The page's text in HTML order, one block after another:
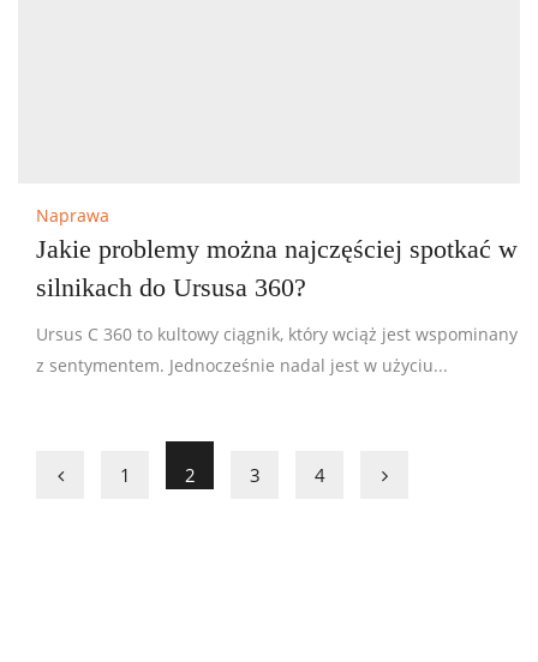
Naprawa
Jakie problemy można najczęściej spotkać w
silnikach do Ursusa 360?
Ursus C 360 to kultowy ciągnik, który wciąż jest wspominany
z sentymentem. Jednocześnie nadal jest w użyciu...
1 2 3 4